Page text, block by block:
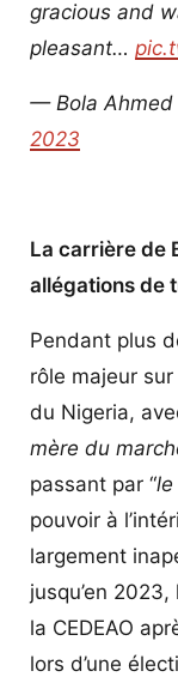
gracious and
pleasant…
— Bola Ahmed
2023
La carrière de
allégations de
Pendant plus
rôle majeur
du Nigeria,
mère du
passant par “le
pouvoir à
largement
jusqu’en
la CEDEAO
lors d’une